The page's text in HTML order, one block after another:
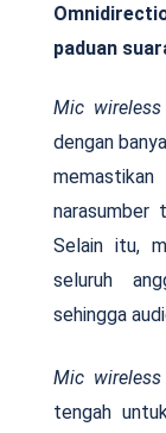
paduan
Mic
dengan
narasumber
Selain itu,
seluruh
sehingga
Mic
tengah